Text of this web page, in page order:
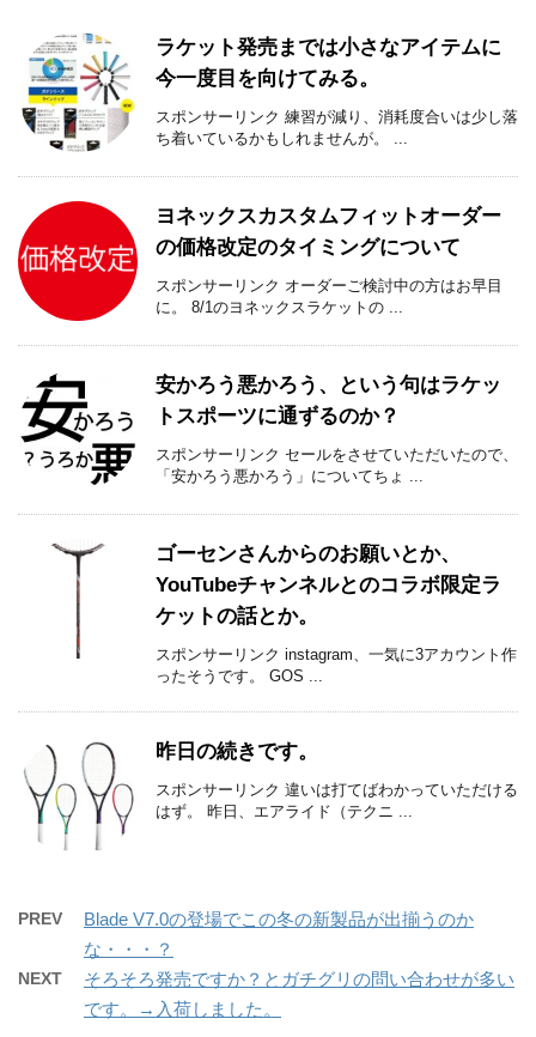
ラケット発売までは小さなアイテムに
今一度目を向けてみる。
スポンサーリンク 練習が減り、消耗度合いは少し落
ち着いているかもしれませんが。 ...
ヨネックスカスタムフィットオーダー
の価格改定のタイミングについて
スポンサーリンク オーダーご検討中の方はお早目
に。 8/1のヨネックスラケットの ...
安かろう悪かろう、という句はラケッ
トスポーツに通ずるのか？
スポンサーリンク セールをさせていただいたので、
「安かろう悪かろう」についてちょ ...
ゴーセンさんからのお願いとか、
YouTubeチャンネルとのコラボ限定ラ
ケットの話とか。
スポンサーリンク instagram、一気に3アカウント作
ったそうです。 GOS ...
昨日の続きです。
スポンサーリンク 違いは打てばわかっていただける
はず。 昨日、エアライド（テクニ ...
PREV
Blade V7.0の登場でこの冬の新製品が出揃うのか
な・・・？
NEXT
そろそろ発売ですか？とガチグリの問い合わせが多い
です。→入荷しました。